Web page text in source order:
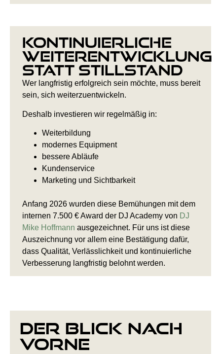
Kontinuierliche
Weiterentwicklung
statt Stillstand
Wer langfristig erfolgreich sein möchte, muss bereit
sein, sich weiterzuentwickeln.
Deshalb investieren wir regelmäßig in:
Weiterbildung
modernes Equipment
bessere Abläufe
Kundenservice
Marketing und Sichtbarkeit
Anfang 2026 wurden diese Bemühungen mit dem
internen 7.500 € Award der DJ Academy von DJ
Mike Hoffmann ausgezeichnet. Für uns ist diese
Auszeichnung vor allem eine Bestätigung dafür,
dass Qualität, Verlässlichkeit und kontinuierliche
Verbesserung langfristig belohnt werden.
Der Blick nach
vorne